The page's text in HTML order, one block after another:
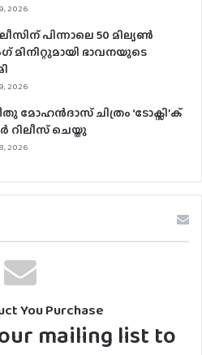
2026
പിന്നാലെ 50 മില്യൺ
മിനിറ്റുമായി ഭാവനയുടെ
2026
മോഹൻദാസ് ചിത്രം ‘ടോക്സി’ക്
റിലീസ് ചെയ്തു
2026
You Purchase
mailing list to